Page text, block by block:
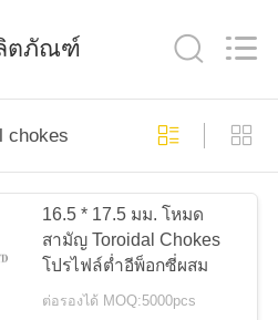
ตภัณฑ์
chokes
16.5 * 17.5 มม. โหมด
สามัญ Toroidal Chokes
โปรไฟล์ต่ำอีพ็อกซี่ผสม
ต่อรองได้ MOQ:5000pcs